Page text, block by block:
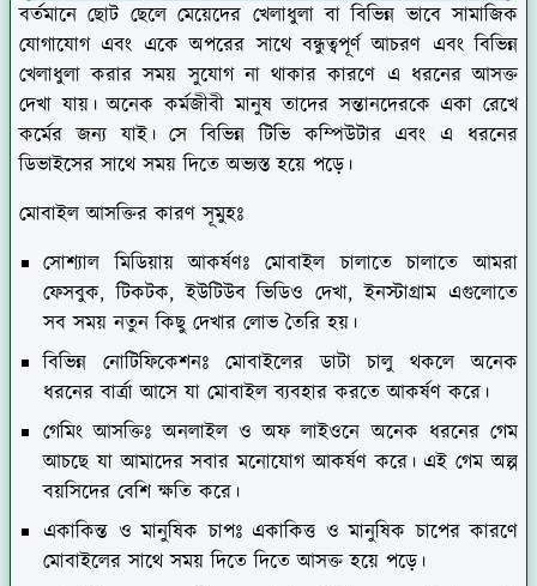
বর্তমানে ছোট ছেলে মেয়েদের খেলাধুলা বা বিভিন্ন ভাবে সামাজিক
যোগাযোগ এবং একে অপরের সাথে বন্ধুত্বপূর্ণ আচরণ এবং বিভিন্ন
খেলাধুলা করার সময় সুযোগ না থাকার কারণে এ ধরনের আসক্ত
দেখা যায়। অনেক কর্মজীবী মানুষ তাদের সন্তানদেরকে একা রেখে
কর্মের জন্য যাই। সে বিভিন্ন টিভি কম্পিউটার এবং এ ধরনের
ডিভাইসের সাথে সময় দিতে অভ্যস্ত হয়ে পড়ে।
মোবাইল আসক্তির কারণ সূমুহঃ
সোশ্যাল মিডিয়ায় আকর্ষণঃ মোবাইল চালাতে চালাতে আমরা
ফেসবুক, টিকটক, ইউটিউব ভিডিও দেখা, ইনস্টাগ্রাম এগুলোতে
সব সময় নতুন কিছু দেখার লোভ তৈরি হয়।
বিভিন্ন নোটিফিকেশনঃ মোবাইলের ডাটা চালু থকলে অনেক
ধরনের বার্ত্রা আসে যা মোবাইল ব্যবহার করতে আকর্ষণ করে।
গেমিং আসক্তিঃ অনলাইল ও অফ লাইওনে অনেক ধরনের গেম
আচছে যা আমাদের সবার মনোযোগ আকর্ষণ করে। এই গেম অল্প
বয়সিদের বেশি ক্ষতি করে।
একাকিন্ত ও মানুষিক চাপঃ একাকিত্ত ও মানুষিক চাপের কারণে
মোবাইলের সাথে সময় দিতে দিতে আসক্ত হয়ে পড়ে।